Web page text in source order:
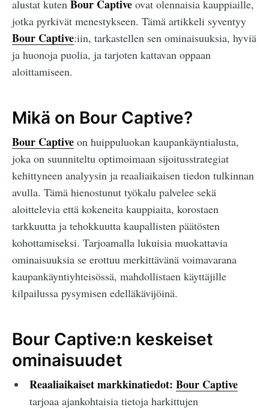
alustat kuten Bour Captive ovat olennaisia kauppiaille,
jotka pyrkivät menestykseen. Tämä artikkeli syventyy
Bour Captive:iin, tarkastellen sen ominaisuuksia, hyviä
ja huonoja puolia, ja tarjoten kattavan oppaan
aloittamiseen.
Mikä on Bour Captive?
Bour Captive on huippuluokan kaupankäyntialusta,
joka on suunniteltu optimoimaan sijoitusstrategiat
kehittyneen analyysin ja reaaliaikaisen tiedon tulkinnan
avulla. Tämä hienostunut työkalu palvelee sekä
aloittelevia että kokeneita kauppiaita, korostaen
tarkkuutta ja tehokkuutta kaupallisten päätösten
kohottamiseksi. Tarjoamalla lukuisia muokattavia
ominaisuuksia se erottuu merkittävänä voimavarana
kaupankäyntiyhteisössä, mahdollistaen käyttäjille
kilpailussa pysymisen edelläkävijöinä.
Bour Captive:n keskeiset
ominaisuudet
Reaaliaikaiset markkinatiedot: Bour Captive
tarjoaa ajankohtaisia tietoja harkittujen